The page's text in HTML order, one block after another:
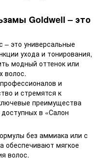
Goldwell – это
это универсальные
ухода и тонирования,
модный оттенок или
волос.
и
и стремятся к
преимущества
в «Салон
без аммиака или с
обеспечивают мягкое
волос.